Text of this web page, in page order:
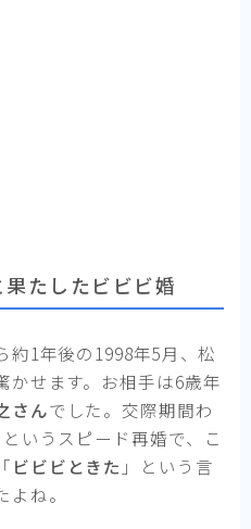
たしたビビビ婚
1年後の1998年5月、松
かせます。お相手は6歳年
さんでした。交際期間わ
いうスピード再婚で、こ
ビビビときた 」という言
ね。